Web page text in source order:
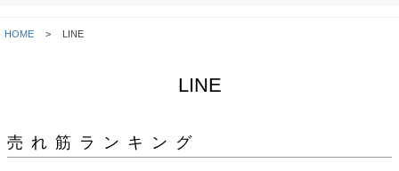
HOME LINE
LINE
売れ筋ランキング